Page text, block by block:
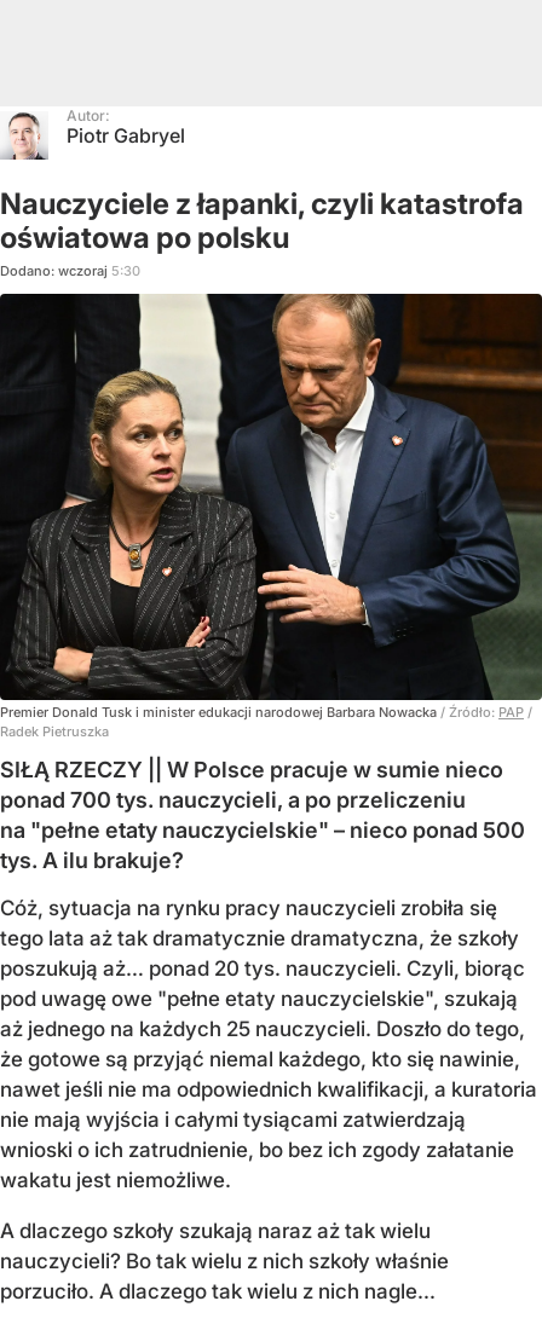
Autor:
Piotr Gabryel
Nauczyciele z łapanki, czyli katastrofa
oświatowa po polsku
Dodano: wczoraj 5:30
Premier Donald Tusk i minister edukacji narodowej Barbara Nowacka / Źródło: PAP /
Radek Pietruszka
SIŁĄ RZECZY || W Polsce pracuje w sumie nieco
ponad 700 tys. nauczycieli, a po przeliczeniu
na "pełne etaty nauczycielskie" – nieco ponad 500
tys. A ilu brakuje?
Cóż, sytuacja na rynku pracy nauczycieli zrobiła się
tego lata aż tak dramatycznie dramatyczna, że szkoły
poszukują aż… ponad 20 tys. nauczycieli. Czyli, biorąc
pod uwagę owe "pełne etaty nauczycielskie", szukają
aż jednego na każdych 25 nauczycieli. Doszło do tego,
że gotowe są przyjąć niemal każdego, kto się nawinie,
nawet jeśli nie ma odpowiednich kwalifikacji, a kuratoria
nie mają wyjścia i całymi tysiącami zatwierdzają
wnioski o ich zatrudnienie, bo bez ich zgody załatanie
wakatu jest niemożliwe.
A dlaczego szkoły szukają naraz aż tak wielu
nauczycieli? Bo tak wielu z nich szkoły właśnie
porzuciło. A dlaczego tak wielu z nich nagle...